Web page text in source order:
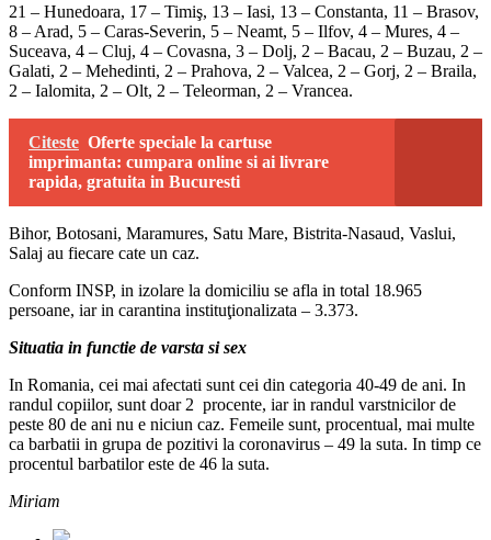
21 – Hunedoara, 17 – Timiş, 13 – Iasi, 13 – Constanta, 11 – Brasov,
8 – Arad, 5 – Caras-Severin, 5 – Neamt, 5 – Ilfov, 4 – Mures, 4 –
Suceava, 4 – Cluj, 4 – Covasna, 3 – Dolj, 2 – Bacau, 2 – Buzau, 2 –
Galati, 2 – Mehedinti, 2 – Prahova, 2 – Valcea, 2 – Gorj, 2 – Braila,
2 – Ialomita, 2 – Olt, 2 – Teleorman, 2 – Vrancea.
Citeste Oferte speciale la cartuse
imprimanta: cumpara online si ai livrare
rapida, gratuita in Bucuresti
Bihor, Botosani, Maramures, Satu Mare, Bistrita-Nasaud, Vaslui,
Salaj au fiecare cate un caz.
Conform INSP, in izolare la domiciliu se afla in total 18.965
persoane, iar in carantina instituţionalizata – 3.373.
Situatia in functie de varsta si sex
In Romania, cei mai afectati sunt cei din categoria 40-49 de ani. In
randul copiilor, sunt doar 2 procente, iar in randul varstnicilor de
peste 80 de ani nu e niciun caz. Femeile sunt, procentual, mai multe
ca barbatii in grupa de pozitivi la coronavirus – 49 la suta. In timp ce
procentul barbatilor este de 46 la suta.
Miriam